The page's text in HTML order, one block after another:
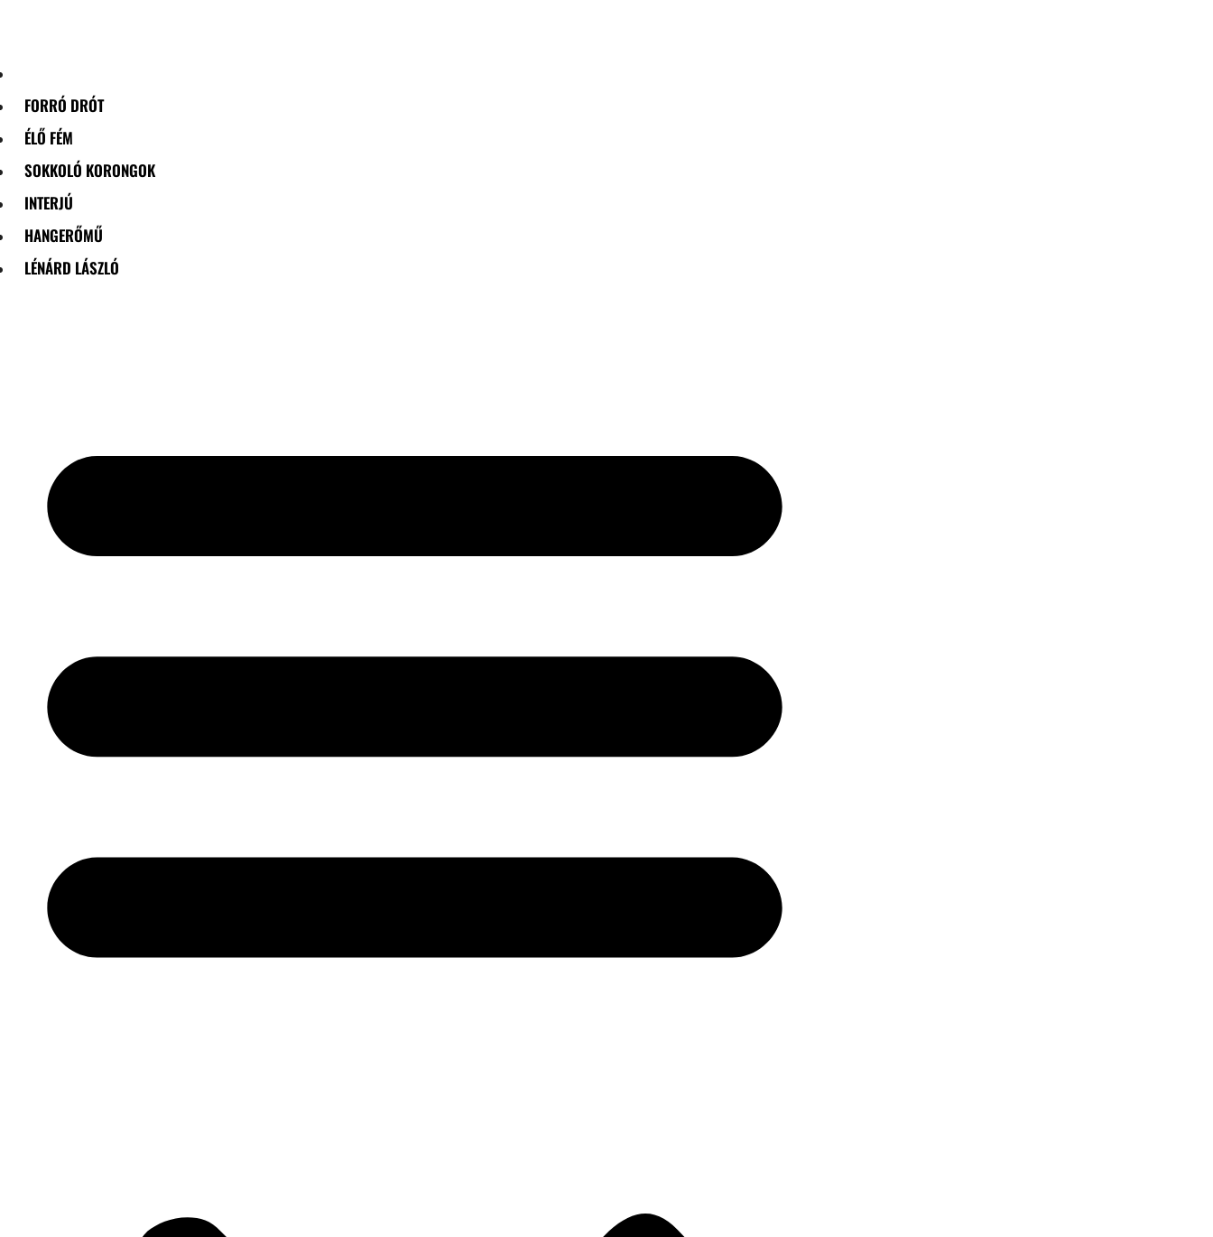
FORRÓ DRÓT
ÉLŐ FÉM
SOKKOLÓ KORONGOK
INTERJÚ
HANGERŐMŰ
LÉNÁRD LÁSZLÓ